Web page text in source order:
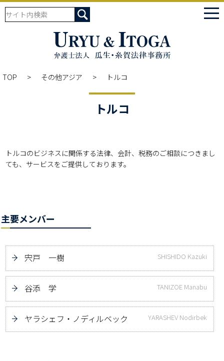
TOP その他アジア トルコ
トルコ
トルコのビジネスに関係する法律、会計、税務のご相談につきまし
ても、サービスをご提供しております。
主要メンバー
宍戸 一樹 SHISHIDO Kazuki
谷添 学 TANIZOE Manabu
ヤラシェフ・ノディルベック YARASHEV Nodirbek